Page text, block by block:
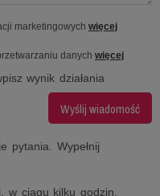
marketingowych więcej
danych więcej
wynik działania
pytania. Wypełnij
w ciągu kilku godzin.